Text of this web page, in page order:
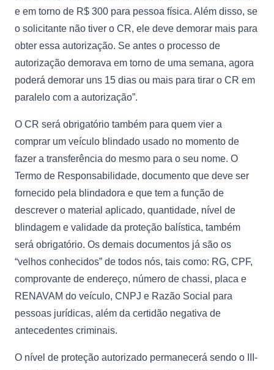
e em torno de R$ 300 para pessoa física. Além disso, se
o solicitante não tiver o CR, ele deve demorar mais para
obter essa autorização. Se antes o processo de
autorização demorava em torno de uma semana, agora
poderá demorar uns 15 dias ou mais para tirar o CR em
paralelo com a autorização”.
O CR será obrigatório também para quem vier a
comprar um veículo blindado usado no momento de
fazer a transferência do mesmo para o seu nome. O
Termo de Responsabilidade, documento que deve ser
fornecido pela blindadora e que tem a função de
descrever o material aplicado, quantidade, nível de
blindagem e validade da proteção balística, também
será obrigatório. Os demais documentos já são os
“velhos conhecidos” de todos nós, tais como: RG, CPF,
comprovante de endereço, número de chassi, placa e
RENAVAM do veículo, CNPJ e Razão Social para
pessoas jurídicas, além da certidão negativa de
antecedentes criminais.
O nível de proteção autorizado permanecerá sendo o III-